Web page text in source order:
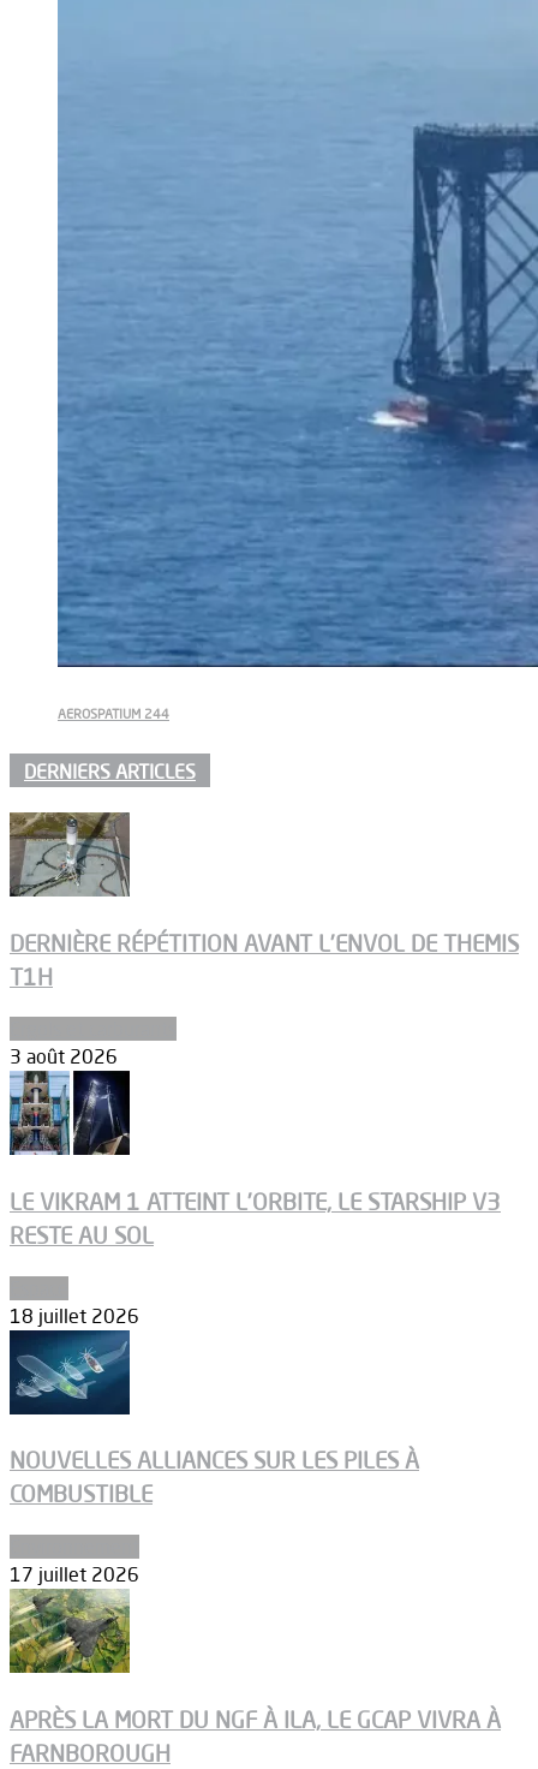
AEROSPATIUM 244
DERNIERS ARTICLES
DERNIÈRE RÉPÉTITION AVANT L’ENVOL DE THEMIS
T1H
3 août 2026
LE VIKRAM 1 ATTEINT L’ORBITE, LE STARSHIP V3
RESTE AU SOL
18 juillet 2026
NOUVELLES ALLIANCES SUR LES PILES À
COMBUSTIBLE
17 juillet 2026
APRÈS LA MORT DU NGF À ILA, LE GCAP VIVRA À
FARNBOROUGH